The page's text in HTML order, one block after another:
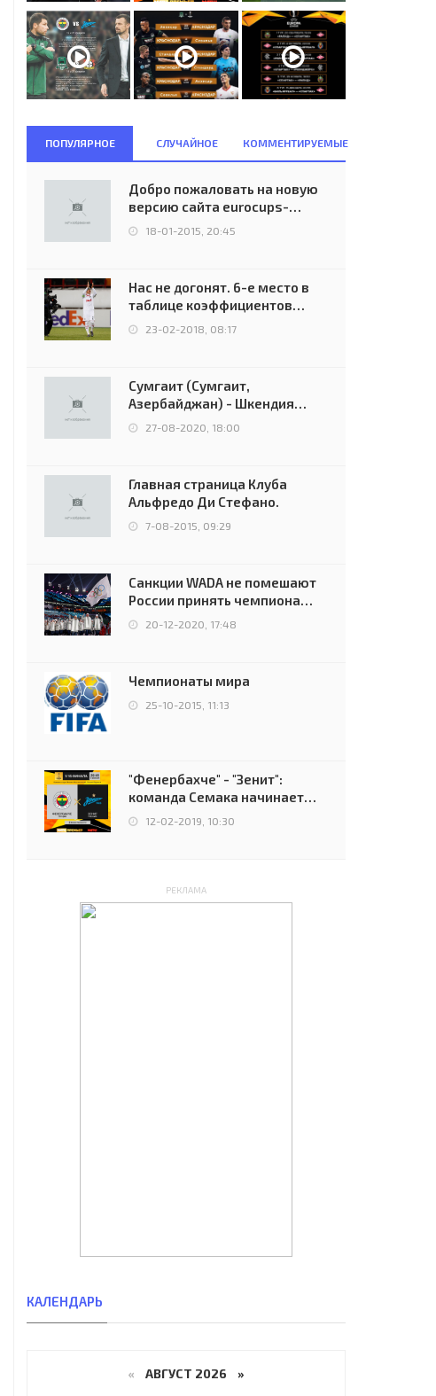
ПОПУЛЯРНОЕ СЛУЧАЙНОЕ КОММЕНТИРУЕМЫЕ
Добро пожаловать на новую
версию сайта eurocups-
uefa.ru
18-01-2015, 20:45
Нас не догонят. 6-е место в
таблице коэффициентов
УЕФА остаётся за Россией
23-02-2018, 08:17
Сумгаит (Сумгаит,
Азербайджан) - Шкендия
(Тетово, Северная
Македония) - 0:2 (0:0)
27-08-2020, 18:00
Главная страница Клуба
Альфредо Ди Стефано.
7-08-2015, 09:29
Санкции WADA не помешают
России принять чемпионат
Европы и финал Лиги
чемпионов.
20-12-2020, 17:48
Чемпионаты мира
25-10-2015, 11:13
"Фенербахче" - "Зенит":
команда Семака начинает
путь в плей-офф Лиги
12-02-2019, 10:30
РЕКЛАМА
КАЛЕНДАРЬ
« АВГУСТ 2026 »